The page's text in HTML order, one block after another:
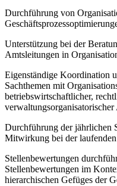
Durchführung von
Unterstützung bei der
Amtsleitungen in
Eigenständige Koordination
Sachthemen mit
betriebswirtschaftlicher,
Durchführung der jährlichen
Mitwirkung bei der
Stellenbewertungen
Stellenbewertungen im
hierarchischen Gefüges der